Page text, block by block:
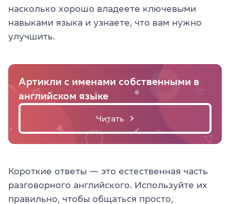
насколько хорошо владеете ключевыми
навыками языка и узнаете, что вам нужно
улучшить.
Артикли с именами собственными в
английском языке
Читать
Короткие ответы — это естественная часть
разговорного английского. Используйте их
правильно, чтобы общаться просто,